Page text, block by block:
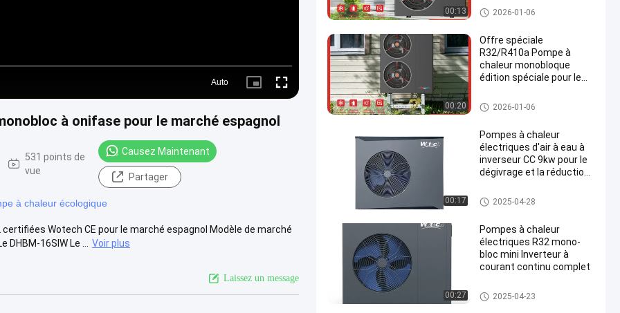
Auto
Picture- Fullscreen
à onifase pour le marché espagnol
531 points de
vue
Causez Maintenant
Partager
à chaleur écologique
Wotech CE pour le marché espagnol Modèle de marché
DHBM-16SIW Le ...
Voir plus
Laissez un message
00:13
R32 Inverter Monoblock Heat P
ump
2026-01-06
00:20
Offre spéciale
R32/R410a Pompe à
chaleur monobloque
édition spéciale pour le
refroidissement
R32 Inverter Monoblock Heat P
ump
2026-01-06
00:17
Pompes à chaleur
électriques d'air à eau à
inverseur CC 9kw pour le
dégivrage et la réduction
carbone
R290 Inverter Monoblock Heat
Pump
2025-04-28
00:27
Pompes à chaleur
électriques R32 mono-
bloc mini Inverteur à
courant continu complet
R32 Inverter Monoblock Heat P
ump
2025-04-23